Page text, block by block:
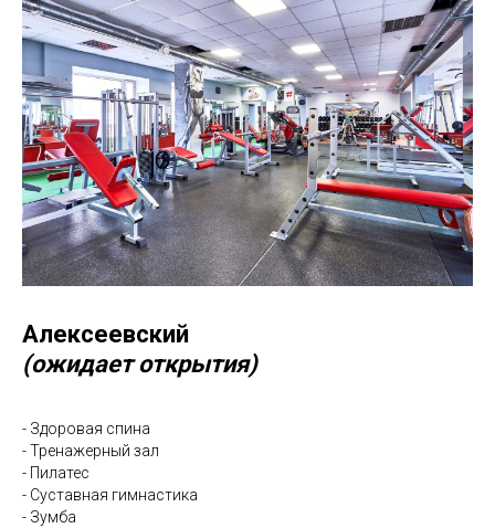
Алексеевский
(ожидает открытия)
- Здоровая спина
- Тренажерный зал
- Пилатес
- Суставная гимнастика
- Зумба